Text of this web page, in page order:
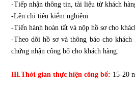
-Tiếp nhận thông tin, tài liệu từ khách
-Lên chỉ tiêu kiểm nghiệm
-Tiến hành hoàn tất và nộp hồ sơ cho
-Theo dõi hồ sơ và thông báo cho
chứng nhận công bố cho khách hàng.
III.Thời gian thực hiện công bố: 15-20